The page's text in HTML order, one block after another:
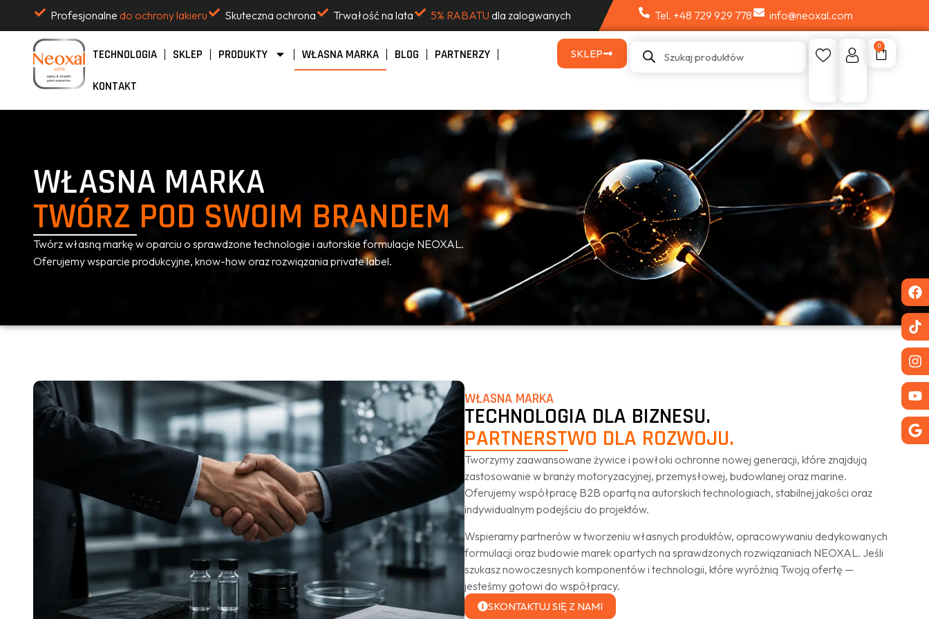
Profesjonalne do ochrony lakieru Skuteczna ochrona Trwałość na lata 5% RABATU dla zalogwanych Tel. +48 729 929 778 info@neoxal.com
TECHNOLOGIA SKLEP PRODUKTY WŁASNA MARKA BLOG PARTNERZY
KONTAKT
SKLEP
0
WŁASNA MARKA
TWÓRZ POD SWOIM BRANDEM
Twórz własną markę w oparciu o sprawdzone technologie i autorskie formulacje NEOXAL.
Oferujemy wsparcie produkcyjne, know-how oraz rozwiązania private label.
WŁASNA MARKA
TECHNOLOGIA DLA BIZNESU.
PARTNERSTWO DLA ROZWOJU.
Tworzymy zaawansowane żywice i powłoki ochronne nowej generacji, które znajdują
zastosowanie w branży motoryzacyjnej, przemysłowej, budowlanej oraz marine.
Oferujemy współpracę B2B opartą na autorskich technologiach, stabilnej jakości oraz
indywidualnym podejściu do projektów.
Wspieramy partnerów w tworzeniu własnych produktów, opracowywaniu dedykowanych
formulacji oraz budowie marek opartych na sprawdzonych rozwiązaniach NEOXAL. Jeśli
szukasz nowoczesnych komponentów i technologii, które wyróżnią Twoją ofertę —
jesteśmy gotowi do współpracy.
SKONTAKTUJ SIĘ Z NAMI